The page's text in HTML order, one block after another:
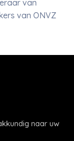
van
van ONVZ
naar uw